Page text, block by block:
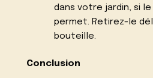
dans votre jardin, si
permet. Retirez-le
bouteille.
Conclusion